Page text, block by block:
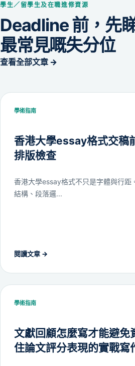
學生／留學生及在職進修資源
Deadline 前，先
最常見嘅失分位
查看全部文章 →
學術指南
香港大學essay格式交稿
排版檢查
香港大學essay格式不只是字體與行距
結構、段落邏...
閱讀文章 →
學術指南
文獻回顧怎麼寫才能避免
住論文評分表現的實戰寫